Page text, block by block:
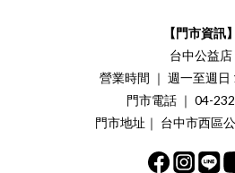
【門市資訊】
台中公益店
營業時間 ｜ 週一至週日
門市電話 ｜ 04-
門市地址｜ 台中市西區